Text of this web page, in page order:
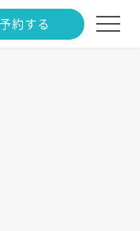
予約する